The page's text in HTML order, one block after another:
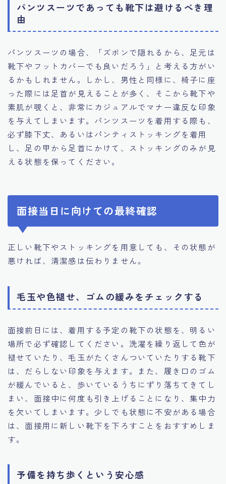
パンツスーツであっても靴下は避けるべき理
由
パンツスーツの場合、「ズボンで隠れるから、足元は
靴下やフットカバーでも良いだろう」と考える方がい
るかもしれません。しかし、男性と同様に、椅子に座
った際には足首が見えることが多く、そこから靴下や
素肌が覗くと、非常にカジュアルでマナー違反な印象
を与えてしまいます。パンツスーツを着用する際も、
必ず膝下丈、あるいはパンティストッキングを着用
し、足の甲から足首にかけて、ストッキングのみが見
える状態を保ってください。
面接当日に向けての最終確認
正しい靴下やストッキングを用意しても、その状態が
悪ければ、清潔感は伝わりません。
毛玉や色褪せ、ゴムの緩みをチェックする
面接前日には、着用する予定の靴下の状態を、明るい
場所で必ず確認してください。洗濯を繰り返して色が
褪せていたり、毛玉がたくさんついていたりする靴下
は、だらしない印象を与えます。また、履き口のゴム
が緩んでいると、歩いているうちにずり落ちてきてし
まい、面接中に何度も引き上げることになり、集中力
を欠いてしまいます。少しでも状態に不安がある場合
は、面接用に新しい靴下を下ろすことをおすすめしま
す。
予備を持ち歩くという安心感